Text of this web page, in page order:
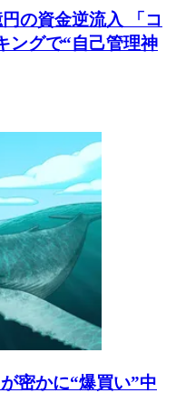
の資金逆流入 「コ
ングで“自己管理神
密かに“爆買い”中